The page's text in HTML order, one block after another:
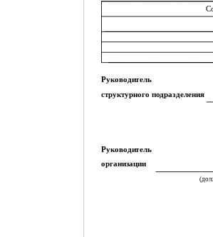
Руководитель
структурного подразделения
Руководитель
организации